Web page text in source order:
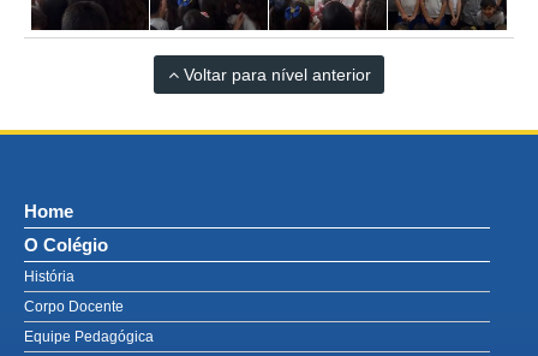
Voltar para nível anterior
Home
O Colégio
História
Corpo Docente
Equipe Pedagógica